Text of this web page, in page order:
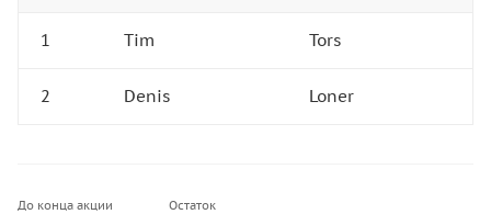
1 Tim Tors
2 Denis Loner
До конца акции Остаток